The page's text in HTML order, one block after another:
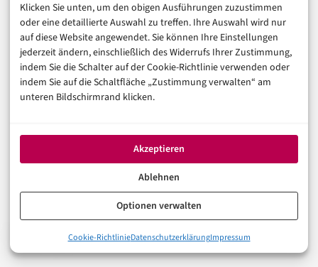
Klicken Sie unten, um den obigen Ausführungen zuzustimmen
oder eine detaillierte Auswahl zu treffen. Ihre Auswahl wird nur
auf diese Website angewendet. Sie können Ihre Einstellungen
jederzeit ändern, einschließlich des Widerrufs Ihrer Zustimmung,
indem Sie die Schalter auf der Cookie-Richtlinie verwenden oder
indem Sie auf die Schaltfläche „Zustimmung verwalten“ am
unteren Bildschirmrand klicken.
Akzeptieren
Ablehnen
Optionen verwalten
Cookie-RichtlinieDatenschutzerklärungImpressum
Konfigurationslogs ist kein Nice-to-have mehr, sondern
Pflichtprogramm. Wer SSH-Zugänge, Remote-Desktop-
Verbindungen oder VPN-Sitzungen betreibt, sollte
Alarmierungen so einstellen, dass ungewöhnliche
Login-Muster – etwa Sitzungen ohne vorherige
Architektur-Frage: Bleibt
klassisches VPN noch
zeitgemäß?
Die Lage: VPN-Gateways als bevorzugtes Einfallstor